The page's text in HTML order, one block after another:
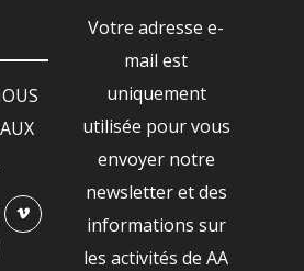
Votre adresse e-
mail est
uniquement
utilisée pour vous
envoyer notre
newsletter et des
informations sur
les activités de AA